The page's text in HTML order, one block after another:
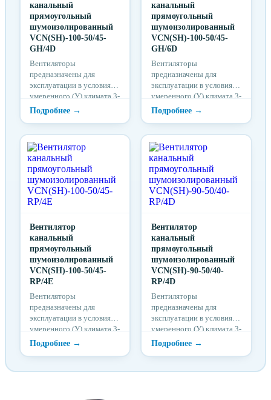
канальный
прямоугольный
шумоизолированный
VCN(SH)-100-50/45-
GH/4D
Вентиляторы
предназначены для
эксплуатации в условиях
умеренного (У) климата 3-
й категории размещения
по ГОСТ 15150 при
кислотных, щелочных и
других агрессивных
примесей, при
температуре
окружающей среды от
-25ºС до +50 ºС.
канальный
прямоугольный
шумоизолированный
VCN(SH)-100-50/45-
GH/6D
Вентиляторы
предназначены для
эксплуатации в условиях
умеренного (У) климата 3-
й категории размещения
по ГОСТ 15150 при
кислотных, щелочных и
других агрессивных
примесей, при
температуре
окружающей среды от
-25ºС до +50 ºС.
Вентилятор
канальный
прямоугольный
шумоизолированный
VCN(SH)-100-50/45-
RP/4E
Вентиляторы
предназначены для
эксплуатации в условиях
умеренного (У) климата 3-
й категории размещения
по ГОСТ 15150 при
кислотных, щелочных и
Вентилятор
канальный
прямоугольный
шумоизолированный
VCN(SH)-90-50/40-
RP/4D
Вентиляторы
предназначены для
эксплуатации в условиях
умеренного (У) климата 3-
й категории размещения
по ГОСТ 15150 при
кислотных, щелочных и